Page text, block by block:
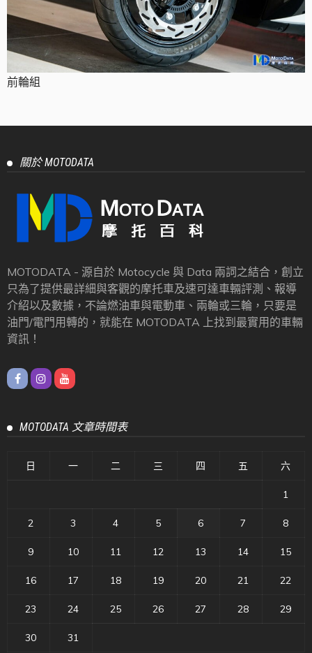
前輪組
關於 MOTODATA
MOTODATA - 源自於 Motocycle 與 Data 兩詞之結合，創立
只為了提供最詳細與客觀的摩托車及速可達車輛評測、報導
介紹以及數據，不論燃油車與電動車、兩輪或三輪，只要是
油門/電門用轉的，就能在 MOTODATA 上找到最實用的車輛
資訊！
MOTODATA 文章時間表
日 一 二 三 四 五 六
1
2 3 4 5 6 7 8
9 10 11 12 13 14 15
16 17 18 19 20 21 22
23 24 25 26 27 28 29
30 31